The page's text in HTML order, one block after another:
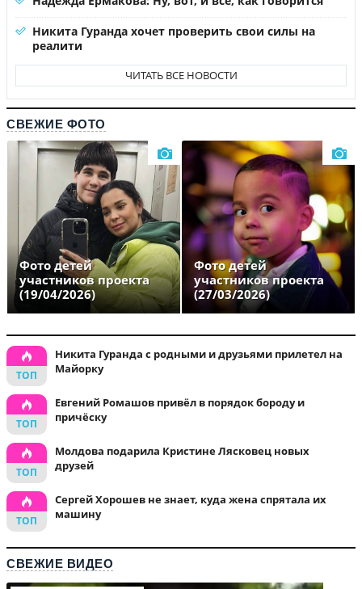
Никита Гуранда хочет проверить свои силы на
реалити
ЧИТАТЬ ВСЕ НОВОСТИ
СВЕЖИЕ ФОТО
Фото детей
участников проекта
(19/04/2026)
Фото детей
участников проекта
(27/03/2026)
Никита Гуранда с родными и друзьями прилетел на
Майорку
Евгений Ромашов привёл в порядок бороду и
причёску
Молдова подарила Кристине Лясковец новых
друзей
Сергей Хорошев не знает, куда жена спрятала их
машину
СВЕЖИЕ ВИДЕО